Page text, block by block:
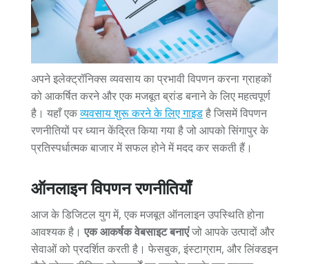
अपने इलेक्ट्रॉनिक्स व्यवसाय का प्रभावी विपणन करना ग्राहकों
को आकर्षित करने और एक मजबूत ब्रांड बनाने के लिए महत्वपूर्ण
है। यहाँ एकव्यवसाय शुरू करने के लिए गाइडहै जिसमें विपणन
रणनीतियों पर ध्यान केंद्रित किया गया है जो आपको सिंगापुर के
प्रतिस्पर्धात्मक बाजार में सफल होने में मदद कर सकती हैं।
ऑनलाइन विपणन रणनीतियाँ
आज के डिजिटल युग में, एक मजबूत ऑनलाइन उपस्थिति होना
आवश्यक है।एक आकर्षक वेबसाइट बनाएंजो आपके उत्पादों और
सेवाओं को प्रदर्शित करती है। फेसबुक, इंस्टाग्राम, और लिंक्डइन